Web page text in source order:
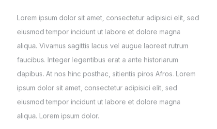
Lorem ipsum dolor sit amet, consectetur adipisici elit, sed
eiusmod tempor incidunt ut labore et dolore magna
aliqua. Vivamus sagittis lacus vel augue laoreet rutrum
faucibus. Integer legentibus erat a ante historiarum
dapibus. At nos hinc posthac, sitientis piros Afros. Lorem
ipsum dolor sit amet, consectetur adipisici elit, sed
eiusmod tempor incidunt ut labore et dolore magna
aliqua. Lorem ipsum dolor.